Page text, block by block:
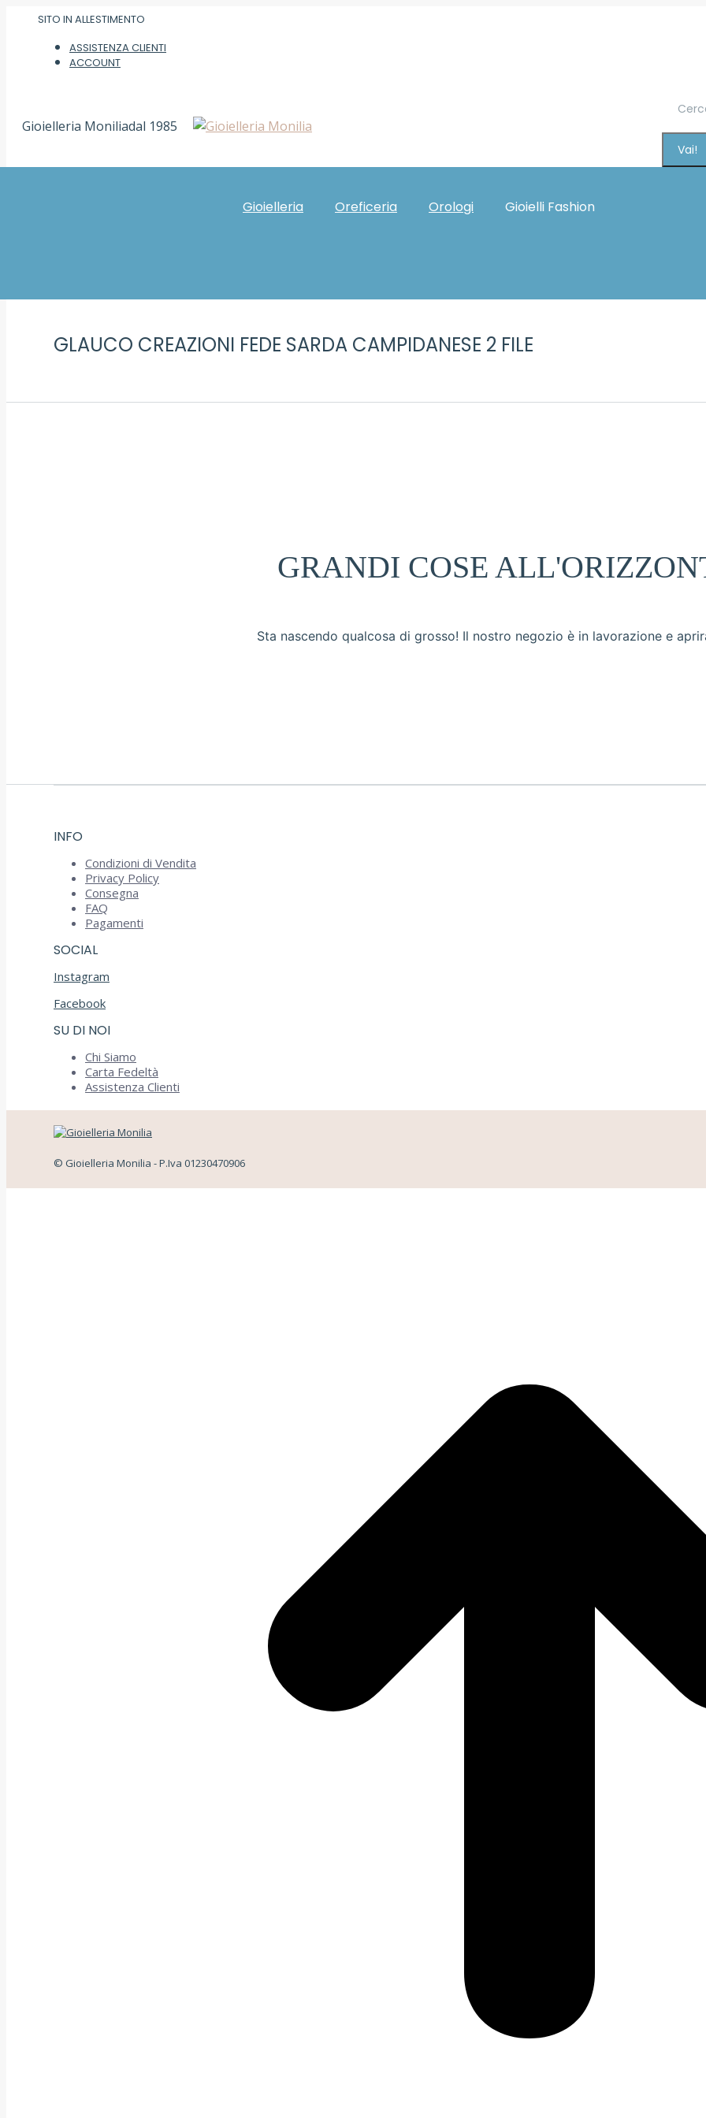
contenuti
SITO IN ALLESTIMENTO
ASSISTENZA CLIENTI
ACCOUNT
Gioielleria Moniliadal 1985
Gioielleria Oreficeria Orologi Gioielli Fashion
GLAUCO CREAZIONI FEDE SARDA CAMPIDANESE 2 FILE
GRANDI COSE
Sta nascendo qualcosa di grosso! Il nostro negozio è in lavorazione e
INFO
Condizioni di Vendita
Privacy Policy
Consegna
FAQ
Pagamenti
SOCIAL
Instagram
Facebook
SU DI NOI
Chi Siamo
Carta Fedeltà
Assistenza Clienti
© Gioielleria Monilia - P.Iva 01230470906